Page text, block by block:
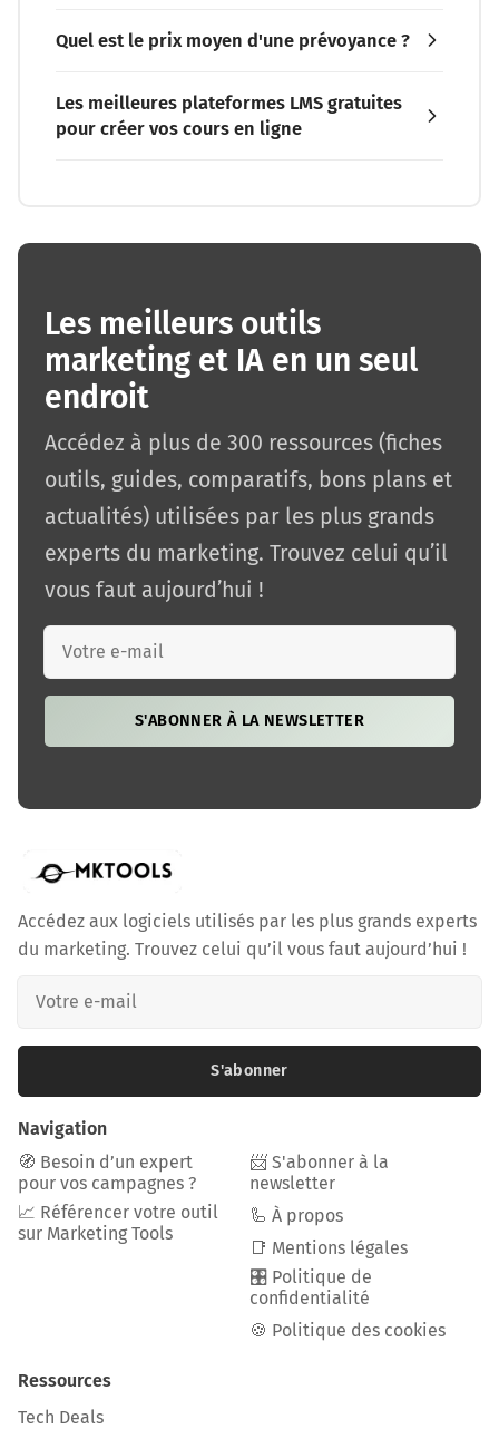
Quel est le prix moyen d'une prévoyance ?
Les meilleures plateformes LMS gratuites
pour créer vos cours en ligne
Les meilleurs outils
marketing et IA en un seul
endroit
Accédez à plus de 300 ressources (fiches
outils, guides, comparatifs, bons plans et
actualités) utilisées par les plus grands
experts du marketing. Trouvez celui qu’il
vous faut aujourd’hui !
S'ABONNER À LA NEWSLETTER
Accédez aux logiciels utilisés par les plus grands experts
du marketing. Trouvez celui qu’il vous faut aujourd’hui !
S'abonner
Navigation
🧭 Besoin d’un expert
pour vos campagnes ?
📈 Référencer votre outil
sur Marketing Tools
📨 S'abonner à la
newsletter
🦾 À propos
📑 Mentions légales
🎛️ Politique de
confidentialité
🍪 Politique des cookies
Ressources
Tech Deals